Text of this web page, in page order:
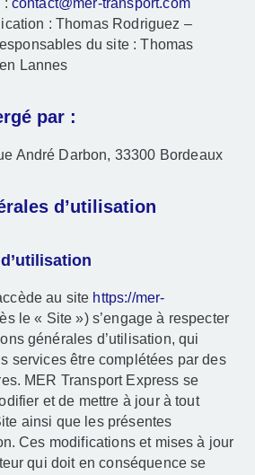
: contact@mer-transport.com
: Thomas Rodriguez –
du site : Thomas
Lannes
par :
André Darbon, 33300 Bordeaux
d’utilisation
au site https://mer-
le « Site ») s’engage à respecter
générales d’utilisation, qui
services être complétées par des
MER Transport Express se
et de mettre à jour à tout
ainsi que les présentes
Ces modifications et mises à jour
qui doit en conséquence se